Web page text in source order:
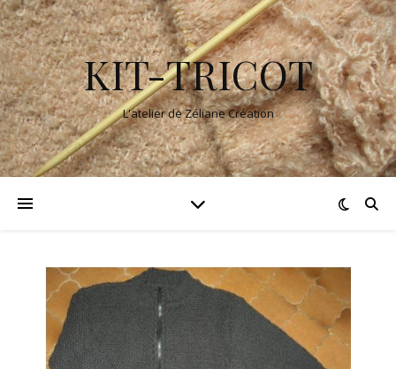
KIT-TRICOT
L'atelier de Zéliane Création